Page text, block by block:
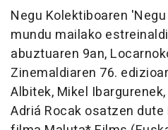
Negu Kolektiboaren
mundu mailako
abuztuaren 9an,
Zinemaldiaren 76.
Albitek, Mikel
Adriá Rocak osatzen